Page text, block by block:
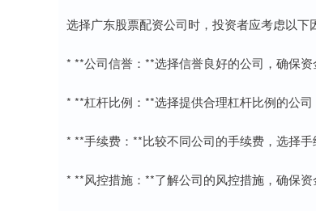
选择广东股票配资公司时，投资者应考虑以下
* **公司信誉：**选择信誉良好的公司，确保资
* **杠杆比例：**选择提供合理杠杆比例的公司
* **手续费：**比较不同公司的手续费，选择手
* **风控措施：**了解公司的风控措施，确保资